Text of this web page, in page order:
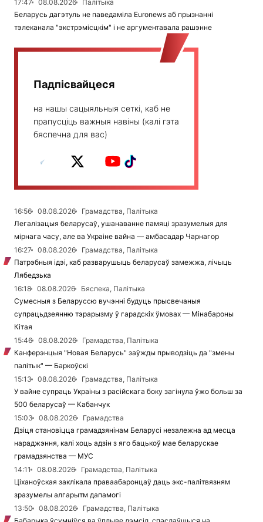
17:47
08.08.2026
Палітыка
Беларусь дагэтуль не паведаміла Euronews аб прызнанні
тэлеканала "экстрэмісцкім" і не аргументавала рашэнне
Падпісвайцеся
на нашы сацыяльныя сеткі, каб не
прапусціць важныя навіны (калі гэта
бяспечна для вас)
16:56 08.08.2026
Грамадства, Палітыка
Легалізацыя беларусаў, ушанаванне памяці зразумелыя для
мірнага часу, але ва Украіне вайна — амбасадар Чарнагор
16:27
08.08.2026
Грамадства, Палітыка
Патрэбныя ідэі, каб разварушыць беларусаў замежжа, лічыць
Лябедзька
16:18
08.08.2026
Бяспека, Палітыка
Сумесныя з Беларуссю вучэнні будуць прысвечаныя
супрацьдзеянню тэрарызму ў гарадскіх ўмовах — Мінабароны
Кітая
15:46
08.08.2026
Грамадства, Палітыка
Канферэнцыя "Новая Беларусь" заўжды прыводзіць да "змены
палітык" — Баркоўскі
15:13
08.08.2026
Грамадства, Палітыка
У вайне супраць Украіны з расійскага боку загінула ўжо больш за
500 беларусаў — Кабанчук
15:03
08.08.2026
Грамадства
Дзіця становіцца грамадзянінам Беларусі незалежна ад месца
нараджэння, калі хоць адзін з яго бацькоў мае беларускае
грамадзянства — МУС
14:11
08.08.2026
Грамадства, Палітыка
Ціханоўская заклікала праваабаронцаў даць экс-палітвязням
зразумелы алгарытм дапамогі
13:50
08.08.2026
Грамадства, Палітыка